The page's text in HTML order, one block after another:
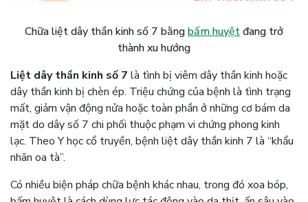
Chữa liệt dây thần kinh số 7 bằngbấm huyệtđang trở
thành xu hướng
Liệt dây thần kinh số 7 là tình bị viêm dây thần kinh hoặc
dây thần kinh bị chèn ép. Triệu chứng của bệnh là tình trạng
mất, giảm vận động nửa hoặc toàn phần ở những cơ bám da
mặt do dây số 7 chi phối thuộc phạm vi chứng phong kinh
lạc. Theo Y học cổ truyền, bệnh liệt dây thần kinh 7 là “khẩu
nhãn oa tà”.
Có nhiều biện pháp chữa bệnh khác nhau, trong đó xoa bóp,